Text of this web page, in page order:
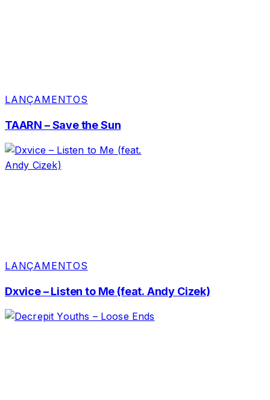
LANÇAMENTOS
TAARN – Save the Sun
LANÇAMENTOS
Dxvice – Listen to Me (feat. Andy Cizek)